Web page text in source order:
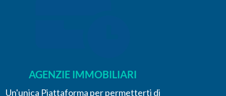
AGENZIE IMMOBILIARI
Un'unica Piattaforma per permetterti di